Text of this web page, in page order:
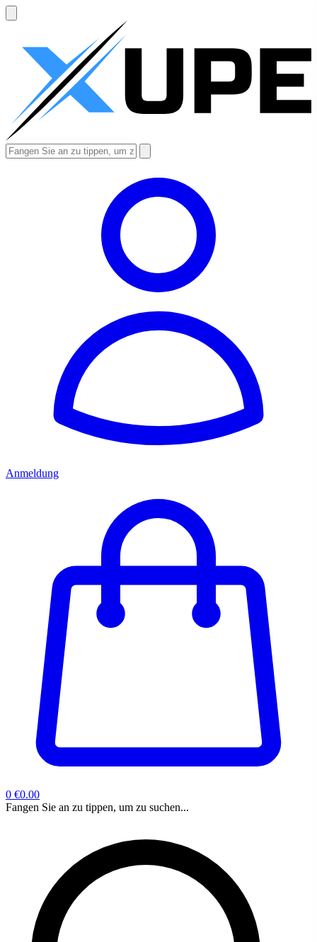
Anmeldung
0 €0.00
Fangen Sie an zu tippen, um zu suchen...